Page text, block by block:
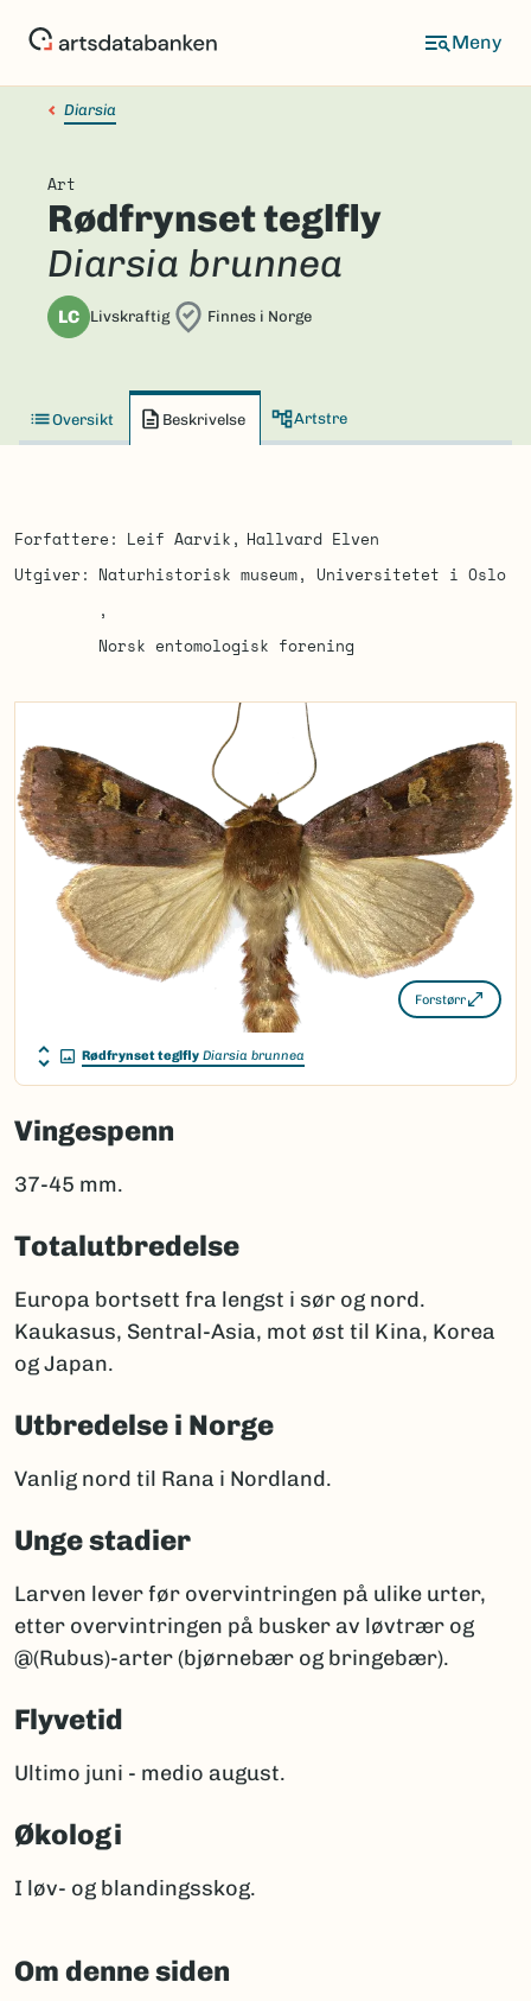
Diarsia
Art
Rødfrynset teglfly
Diarsia brunnea
LC Livskraftig Finnes i Norge
Oversikt Beskrivelse Artstre
Forfattere Leif Aarvik
Hallvard Elven
Utgiver
Naturhistorisk museum, Universitetet i Oslo
Norsk entomologisk forening
Forstørr
Rødfrynset teglfly Diarsia brunnea
Vingespenn
37-45 mm.
Totalutbredelse
Europa bortsett fra lengst i sør og nord.
Kaukasus, Sentral-Asia, mot øst til Kina, Korea
og Japan.
Utbredelse i Norge
Vanlig nord til Rana i Nordland.
Unge stadier
Larven lever før overvintringen på ulike urter,
etter overvintringen på busker av løvtrær og
@(Rubus)-arter (bjørnebær og bringebær).
Flyvetid
Ultimo juni - medio august.
Økologi
I løv- og blandingsskog.
Om denne siden